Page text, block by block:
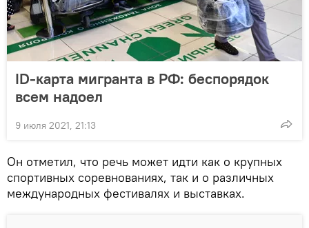
ID-карта мигранта в РФ: беспорядок
всем надоел
9 июля 2021, 21:13
Он отметил, что речь может идти как о крупных
спортивных соревнованиях, так и о различных
международных фестивалях и выставках.